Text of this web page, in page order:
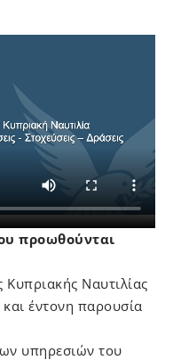
προωθούνται
Κυπριακής Ναυτιλίας
έντονη παρουσία
υπηρεσιών του